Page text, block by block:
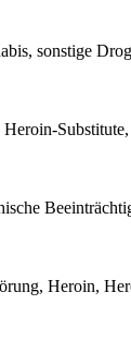
sonstige
Heroin,